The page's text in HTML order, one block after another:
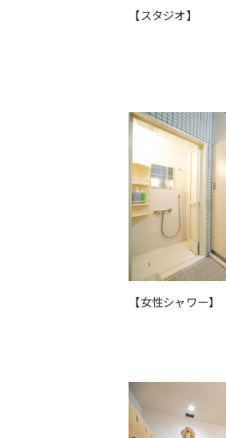
【スタジオ】
【女性シャワー】